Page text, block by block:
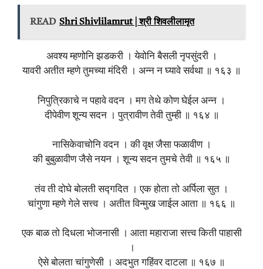
READ Shri Shivlilamrut | श्री शिवलीलामृत
अवश्य म्हणोनि झडकरी । येवोनि बैसली नृपसुंदरी ।
यावरी अतीत म्हणे तुमच्या मंदिरी । अन्न न घ्यावे सर्वथा ॥ १६३ ॥
निपुत्रिकाचे न पहावे वदन । मग तेथे कोण घेईल अन्न ।
दीपेवीण शून्य सदन । पुत्रावीण तेवी तुम्ही ॥ १६४ ॥
नासिकेवाचोनि वदन । की वृक्ष जैसा फळावीण ।
की बुबुळावीण जैसे नयन । शून्य सदन तुमचे तेवी ॥ १६५ ॥
तंव ती दोघे बोलती सद्गदित । एक होता तो अर्पिला सुत ।
चांगुणा म्हणे गेले सत्त्व । अतीत विन्मुख जाईल आता ॥ १६६ ॥
एक बाळ तो दिधला भोजनासी । आता महाराजा सत्त्व किती पाहासी
।
ऐसे बोलता चांगुणेसी । अदभुत गहिंवर दाटला ॥ १६७ ॥